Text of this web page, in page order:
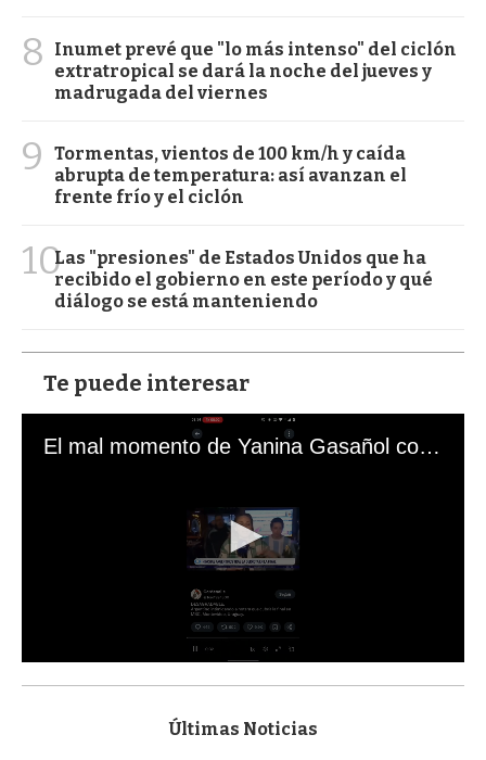
8
Inumet prevé que "lo más intenso" del ciclón
extratropical se dará la noche del jueves y
madrugada del viernes
9
Tormentas, vientos de 100 km/h y caída
abrupta de temperatura: así avanzan el
frente frío y el ciclón
10Las "presiones" de Estados Unidos que ha
recibido el gobierno en este período y qué
diálogo se está manteniendo
Te puede interesar
El mal momento de Yanina Gasañol con un hincha argentino en "Subrayado"
s
Últimas Noticias